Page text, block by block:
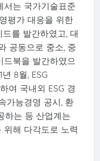
서는 국가기술표준
평가 대응을 위한
드를 발간하였고, 대
공동으로 중소, 중
드북을 발간하였으
8월, ESG
여 국내외 ESG 경
가능경영 공시, 환
하는 등 산업계는
위해 다각도로 노력